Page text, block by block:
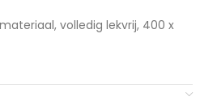
volledig lekvrij, 400 x